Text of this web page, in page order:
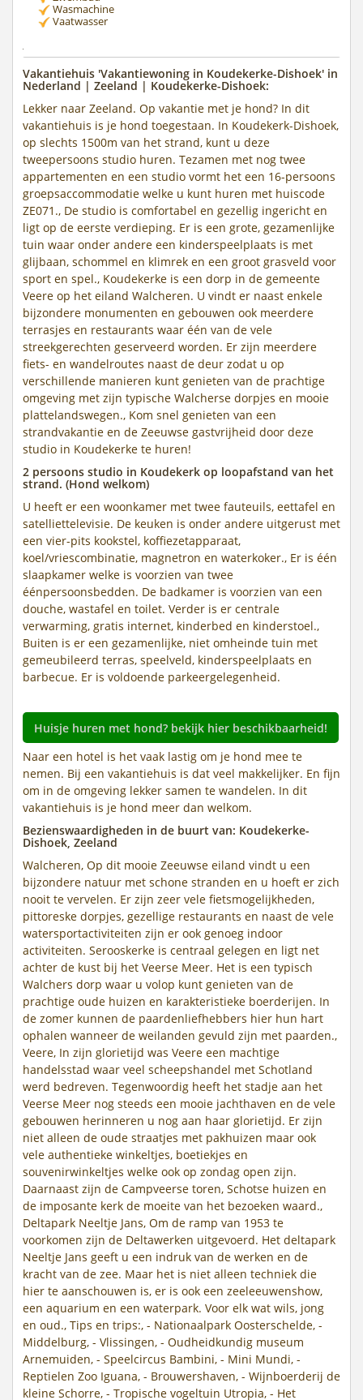
Wasmachine
Vaatwasser
Vakantiehuis 'Vakantiewoning in Koudekerke-Dishoek' in
Nederland | Zeeland | Koudekerke-Dishoek:
Lekker naar Zeeland. Op vakantie met je hond? In dit
vakantiehuis is je hond toegestaan. In Koudekerk-Dishoek,
op slechts 1500m van het strand, kunt u deze
tweepersoons studio huren. Tezamen met nog twee
appartementen en een studio vormt het een 16-persoons
groepsaccommodatie welke u kunt huren met huiscode
ZE071., De studio is comfortabel en gezellig ingericht en
ligt op de eerste verdieping. Er is een grote, gezamenlijke
tuin waar onder andere een kinderspeelplaats is met
glijbaan, schommel en klimrek en een groot grasveld voor
sport en spel., Koudekerke is een dorp in de gemeente
Veere op het eiland Walcheren. U vindt er naast enkele
bijzondere monumenten en gebouwen ook meerdere
terrasjes en restaurants waar één van de vele
streekgerechten geserveerd worden. Er zijn meerdere
fiets- en wandelroutes naast de deur zodat u op
verschillende manieren kunt genieten van de prachtige
omgeving met zijn typische Walcherse dorpjes en mooie
plattelandswegen., Kom snel genieten van een
strandvakantie en de Zeeuwse gastvrijheid door deze
studio in Koudekerke te huren!
2 persoons studio in Koudekerk op loopafstand van het
strand. (Hond welkom)
U heeft er een woonkamer met twee fauteuils, eettafel en
satelliettelevisie. De keuken is onder andere uitgerust met
een vier-pits kookstel, koffiezetapparaat,
koel/vriescombinatie, magnetron en waterkoker., Er is één
slaapkamer welke is voorzien van twee
éénpersoonsbedden. De badkamer is voorzien van een
douche, wastafel en toilet. Verder is er centrale
verwarming, gratis internet, kinderbed en kinderstoel.,
Buiten is er een gezamenlijke, niet omheinde tuin met
gemeubileerd terras, speelveld, kinderspeelplaats en
barbecue. Er is voldoende parkeergelegenheid.
Huisje huren met hond? bekijk hier beschikbaarheid!
Naar een hotel is het vaak lastig om je hond mee te
nemen. Bij een vakantiehuis is dat veel makkelijker. En fijn
om in de omgeving lekker samen te wandelen. In dit
vakantiehuis is je hond meer dan welkom.
Bezienswaardigheden in de buurt van: Koudekerke-
Dishoek, Zeeland
Walcheren, Op dit mooie Zeeuwse eiland vindt u een
bijzondere natuur met schone stranden en u hoeft er zich
nooit te vervelen. Er zijn zeer vele fietsmogelijkheden,
pittoreske dorpjes, gezellige restaurants en naast de vele
watersportactiviteiten zijn er ook genoeg indoor
activiteiten. Serooskerke is centraal gelegen en ligt net
achter de kust bij het Veerse Meer. Het is een typisch
Walchers dorp waar u volop kunt genieten van de
prachtige oude huizen en karakteristieke boerderijen. In
de zomer kunnen de paardenliefhebbers hier hun hart
ophalen wanneer de weilanden gevuld zijn met paarden.,
Veere, In zijn glorietijd was Veere een machtige
handelsstad waar veel scheepshandel met Schotland
werd bedreven. Tegenwoordig heeft het stadje aan het
Veerse Meer nog steeds een mooie jachthaven en de vele
gebouwen herinneren u nog aan haar glorietijd. Er zijn
niet alleen de oude straatjes met pakhuizen maar ook
vele authentieke winkeltjes, boetiekjes en
souvenirwinkeltjes welke ook op zondag open zijn.
Daarnaast zijn de Campveerse toren, Schotse huizen en
de imposante kerk de moeite van het bezoeken waard.,
Deltapark Neeltje Jans, Om de ramp van 1953 te
voorkomen zijn de Deltawerken uitgevoerd. Het deltapark
Neeltje Jans geeft u een indruk van de werken en de
kracht van de zee. Maar het is niet alleen techniek die
hier te aanschouwen is, er is ook een zeeleeuwenshow,
een aquarium en een waterpark. Voor elk wat wils, jong
en oud., Tips en trips:, - Nationaalpark Oosterschelde, -
Middelburg, - Vlissingen, - Oudheidkundig museum
Arnemuiden, - Speelcircus Bambini, - Mini Mundi, -
Reptielen Zoo Iguana, - Brouwershaven, - Wijnboerderij de
kleine Schorre, - Tropische vogeltuin Utropia, - Het